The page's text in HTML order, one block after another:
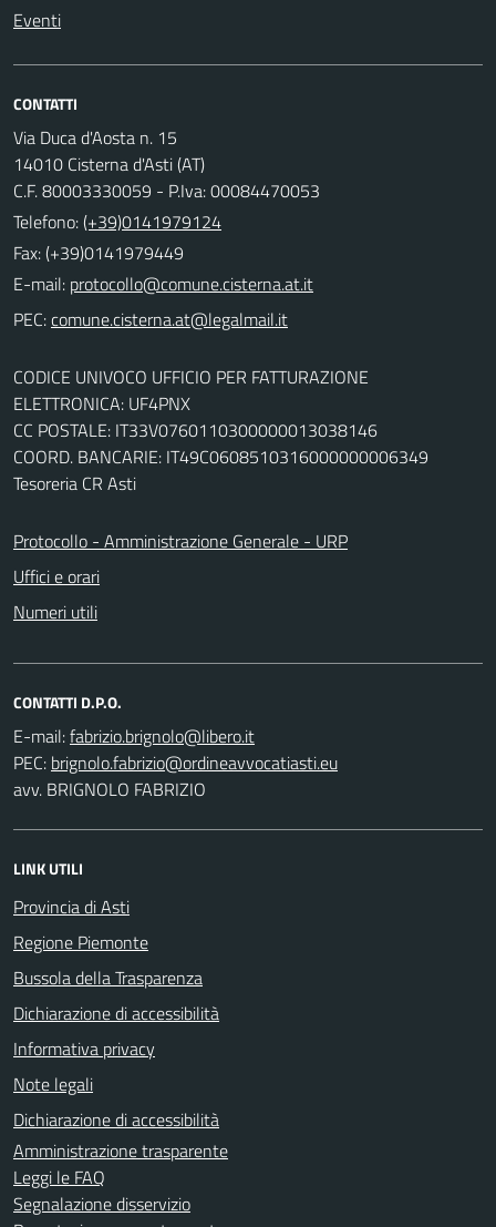
Eventi
CONTATTI
Via Duca d'Aosta n. 15
14010 Cisterna d'Asti (AT)
C.F. 80003330059 - P.Iva: 00084470053
Telefono:(+39)0141979124
Fax: (+39)0141979449
E-mail:
PEC:
CODICE UNIVOCO UFFICIO PER FATTURAZIONE
ELETTRONICA: UF4PNX
CC POSTALE: IT33V0760110300000013038146
COORD. BANCARIE: IT49C0608510316000000006349
Tesoreria CR Asti
Protocollo - Amministrazione Generale - URP
Uffici e orari
Numeri utili
CONTATTI D.P.O.
E-mail:
PEC:
avv. BRIGNOLO FABRIZIO
LINK UTILI
Provincia di Asti
Regione Piemonte
Bussola della Trasparenza
Dichiarazione di accessibilità
Informativa privacy
Note legali
Dichiarazione di accessibilità
Amministrazione trasparente
Leggi le FAQ
Segnalazione disservizio